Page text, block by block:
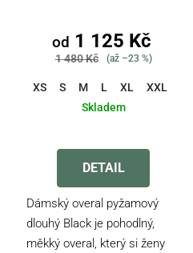
od 1 125 Kč
1 480 Kč (až –23 %)
XS S M L XL XXL
Skladem
hodnocení
produktu
5,0
z
5
hvězdiček.
DETAIL
Dámský overal pyžamový
dlouhý Black je pohodlný,
měkký overal, který si ženy